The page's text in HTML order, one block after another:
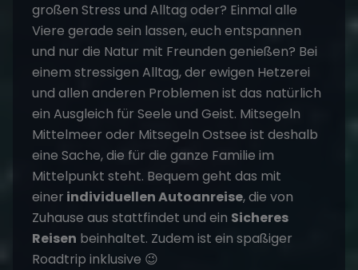
großen Stress und Alltag oder? Einmal alle
Viere gerade sein lassen, euch entspannen
und nur die Natur mit Freunden genießen? Bei
einem stressigen Alltag, der ewigen Hetzerei
und allen anderen Problemen ist das natürlich
ein Ausgleich für Seele und Geist. Mitsegeln
Mittelmeer oder Mitsegeln Ostsee ist deshalb
eine Sache, die für die ganze Familie im
Mittelpunkt steht. Bequem geht das mit
einer individuellen Autoanreise, die von
Zuhause aus stattfindet und ein Sicheres
Reisen beinhaltet. Zudem ist ein spaßiger
Roadtrip inklusive 😉